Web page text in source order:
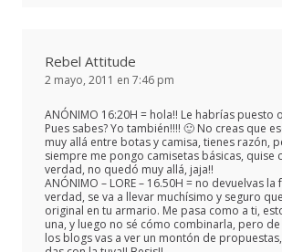
Rebel Attitude
2 mayo, 2011 en 7:46 pm
ANÓNIMO 16:20H = hola!! Le habrías puesto
Pues sabes? Yo también!!!! 🙂 No creas que
muy allá entre botas y camisa, tienes razón,
siempre me pongo camisetas básicas, quise
verdad, no quedó muy allá, jaja!!
ANÓNIMO – LORE – 16.50H = no devuelvas la
verdad, se va a llevar muchísimo y seguro
original en tu armario. Me pasa como a ti,
una, y luego no sé cómo combinarla, pero
los blogs vas a ver un montón de